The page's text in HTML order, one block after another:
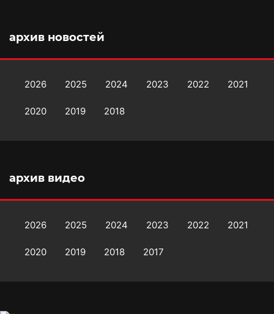
архив новостей
2026 2025 2024 2023 2022 2021
2020 2019 2018
архив видео
2026 2025 2024 2023 2022 2021
2020 2019 2018 2017